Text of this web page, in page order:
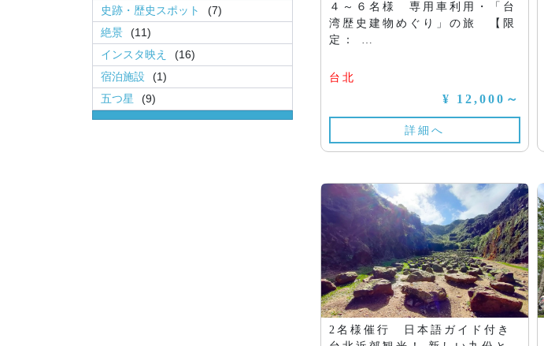
史跡・歴史スポット
(7)
絶景
(11)
インスタ映え
(16)
宿泊施設
(1)
五つ星
(9)
４～６名様 専用車利用・「台
湾歴史建物めぐり」の旅 【限
定： …
台北
¥ 12,000～
詳細へ
2名様催行 日本語ガイド付き